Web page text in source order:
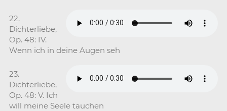
22.
Dichterliebe,
Op. 48: IV.
Wenn ich in deine Augen seh
23.
Dichterliebe,
Op. 48: V. Ich
will meine Seele tauchen